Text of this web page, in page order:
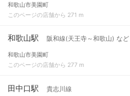
和歌山市美園町
このページの店舗から 271 m
和歌山駅 阪和線(天王寺～和歌山) など
和歌山市美園町
このページの店舗から 277 m
田中口駅 貴志川線